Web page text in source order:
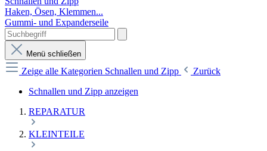
Haken, Ösen, Klemmen...
Gummi- und Expanderseile
Menü schließen
Zeige alle Kategorien Schnallen und Zipp
Zurück
Schnallen und Zipp anzeigen
REPARATUR
KLEINTEILE